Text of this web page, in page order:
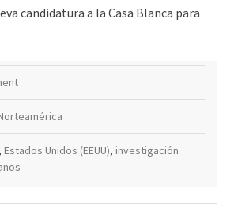
candidatura a la Casa Blanca para
, Estados Unidos (EEUU), investigación